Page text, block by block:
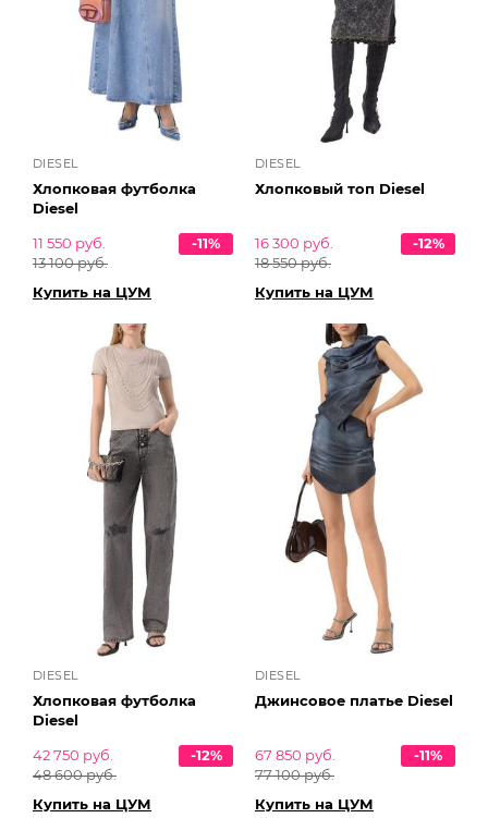
DIESEL
Хлопковая футболка
Diesel
11 550 руб.
13 100 руб.
-11%
Купить на ЦУМ
DIESEL
Хлопковый топ Diesel
16 300 руб.
18 550 руб.
-12%
Купить на ЦУМ
DIESEL
Хлопковая футболка
Diesel
42 750 руб.
48 600 руб.
-12%
Купить на ЦУМ
DIESEL
Джинсовое платье Diesel
67 850 руб.
77 100 руб.
-11%
Купить на ЦУМ